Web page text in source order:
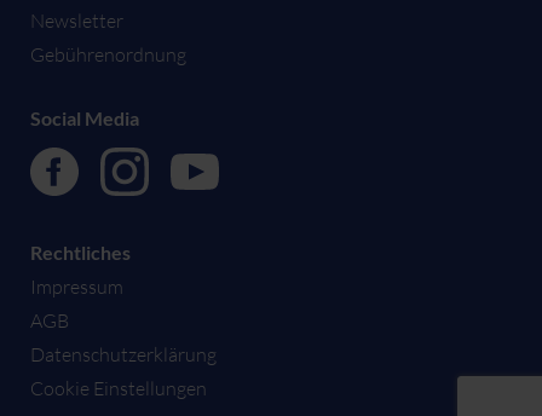
Newsletter
Gebührenordnung
Social Media
Rechtliches
Impressum
AGB
Datenschutzerklärung
Cookie Einstellungen